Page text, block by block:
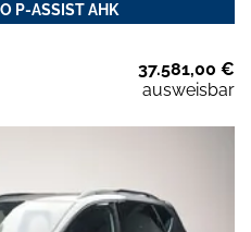
P-ASSIST AHK
37.581,00 €
ausweisbar